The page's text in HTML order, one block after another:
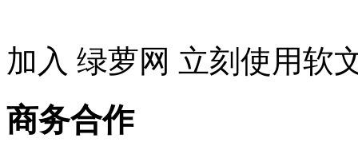
加入 绿萝网 立刻使用软
商务合作